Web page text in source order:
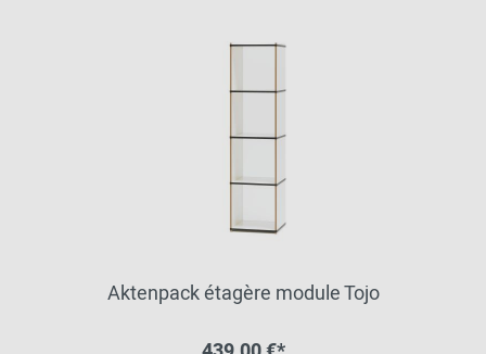
Aktenpack étagère module Tojo